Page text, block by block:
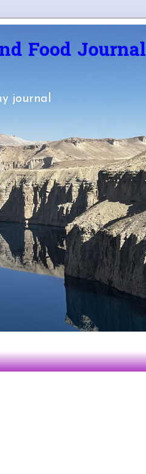
Food Journal
journal